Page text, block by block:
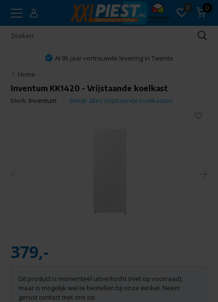
0 0
Al 95 jaar vertrouwde levering in Twente
Home
Inventum KK1420 - Vrijstaande koelkast
Merk: Inventum Bekijk alles Vrijstaande koelkasten
379,-
Dit product is momenteel uitverkocht (niet op voorraad),
maar is mogelijk wel te bestellen bij onze winkel. Neem
gerust contact met ons op.